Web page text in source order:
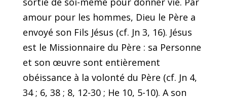
amour pour les hommes, Dieu le Père a
envoyé son Fils Jésus (cf. Jn 3, 16). Jésus
est le Missionnaire du Père : sa Personne
et son œuvre sont entièrement
obéissance à la volonté du Père (cf. Jn 4,
34 ; 6, 38 ; 8, 12-30 ; He 10, 5-10). A son